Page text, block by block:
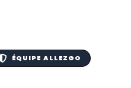
ÉQUIPE ALLEZGO